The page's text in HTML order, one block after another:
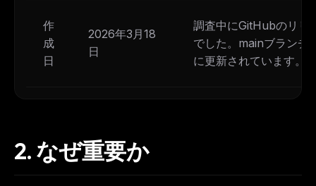
作
成
日
2026年3月18
日
調査中にGitHubのリリ
でした。mainブランチ
に更新されています。
2. なぜ重要か